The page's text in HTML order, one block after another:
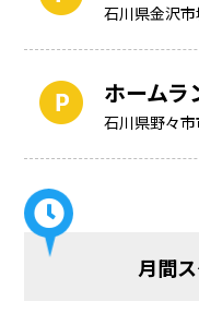
石川県金沢
ホームラ
石川県野々
月間